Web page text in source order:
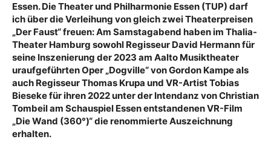
Essen. Die Theater und Philharmonie Essen (TUP) darf
ich über die Verleihung von gleich zwei Theaterpreisen
„Der Faust“ freuen: Am Samstagabend haben im Thalia-
Theater Hamburg sowohl Regisseur David Hermann für
seine Inszenierung der 2023 am Aalto Musiktheater
uraufgeführten Oper „Dogville“ von Gordon Kampe als
auch Regisseur Thomas Krupa und VR-Artist Tobias
Bieseke für ihren 2022 unter der Intendanz von Christian
Tombeil am Schauspiel Essen entstandenen VR-Film
„Die Wand (360°)“ die renommierte Auszeichnung
erhalten.